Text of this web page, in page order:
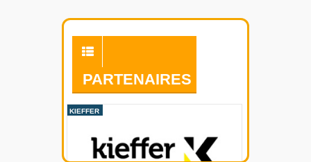
PARTENAIRES
KIEFFER